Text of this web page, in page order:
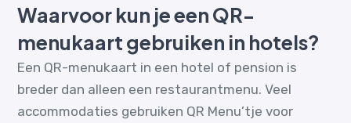
Waarvoor kun je een QR-
menukaart gebruiken in hotels?
Een QR-menukaart in een hotel of pension is
breder dan alleen een restaurantmenu. Veel
accommodaties gebruiken QR Menu’tje voor